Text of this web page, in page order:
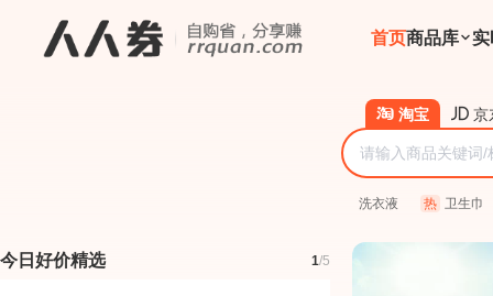
首页商品库 实
淘宝 京
洗衣液 热 卫生巾
今日好价精选 1/5